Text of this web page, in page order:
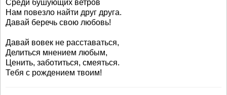
Среди бушующих ветров
Нам повезло найти друг друга.
Давай беречь свою любовь!
Давай вовек не расставаться,
Делиться мнением любым,
Ценить, заботиться, смеяться.
Тебя с рождением твоим!